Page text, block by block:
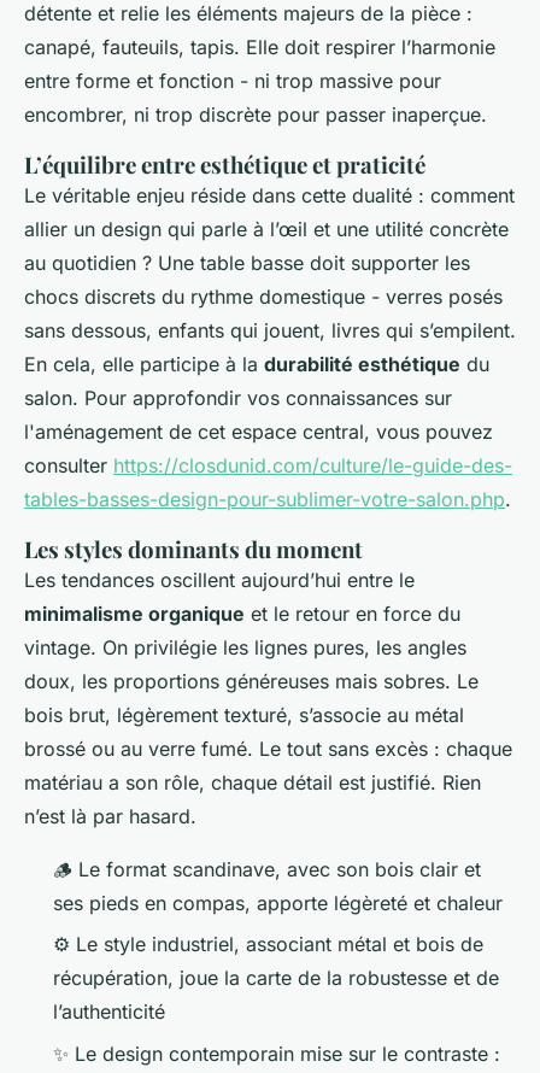
détente et relie les éléments majeurs de la pièce :
canapé, fauteuils, tapis. Elle doit respirer l’harmonie
entre forme et fonction - ni trop massive pour
encombrer, ni trop discrète pour passer inaperçue.
L’équilibre entre esthétique et praticité
Le véritable enjeu réside dans cette dualité : comment
allier un design qui parle à l’œil et une utilité concrète
au quotidien ? Une table basse doit supporter les
chocs discrets du rythme domestique - verres posés
sans dessous, enfants qui jouent, livres qui s’empilent.
En cela, elle participe à la durabilité esthétique du
salon. Pour approfondir vos connaissances sur
l'aménagement de cet espace central, vous pouvez
consulter https://closdunid.com/culture/le-guide-des-
tables-basses-design-pour-sublimer-votre-salon.php.
Les styles dominants du moment
Les tendances oscillent aujourd’hui entre le
minimalisme organique et le retour en force du
vintage. On privilégie les lignes pures, les angles
doux, les proportions généreuses mais sobres. Le
bois brut, légèrement texturé, s’associe au métal
brossé ou au verre fumé. Le tout sans excès : chaque
matériau a son rôle, chaque détail est justifié. Rien
n’est là par hasard.
🪵 Le format scandinave, avec son bois clair et
ses pieds en compas, apporte légèreté et chaleur
⚙️ Le style industriel, associant métal et bois de
récupération, joue la carte de la robustesse et de
l’authenticité
✨ Le design contemporain mise sur le contraste :